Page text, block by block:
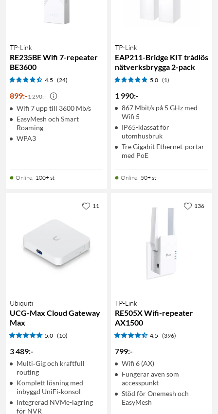
TP-Link
RE235BE Wifi 7-repeater
BE3600
4.5 (24)
899:-1 290:-
Wifi 7 upp till 3600 Mb/s
EasyMesh och Smart
Roaming
WPA3
Online: 100+ st
TP-Link
EAP211-Bridge KIT trådlös
nätverksbrygga 2-pack
5.0 (1)
1 990:-
867 Mbit/s på 5 GHz med
Wifi 5
IP65-klassat för
utomhusbruk
Tre Gigabit Ethernet-portar
med PoE
Online: 50+ st
Ubiquiti
UCG-Max Cloud Gateway
Max
5.0 (10)
3 489:-
Multi‑Gig och kraftfull
routing
Komplett lösning med
inbyggd UniFi‑konsol
Integrerad NVMe-lagring
för NVR
11
TP-Link
RE505X Wifi-repeater
AX1500
4.5 (396)
799:-
Wifi 6 (AX)
Fungerar även som
accesspunkt
Stöd för Onemesh och
EasyMesh
136